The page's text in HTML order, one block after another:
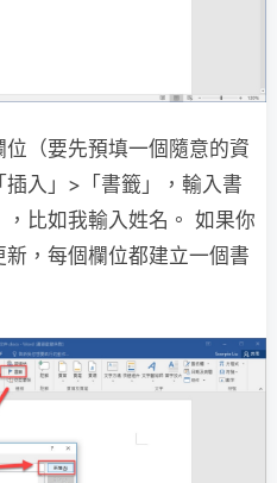
（要先預填一個隨意的資
入」>「書籤」，輸入書
比如我輸入姓名。 如果你
，每個欄位都建立一個書